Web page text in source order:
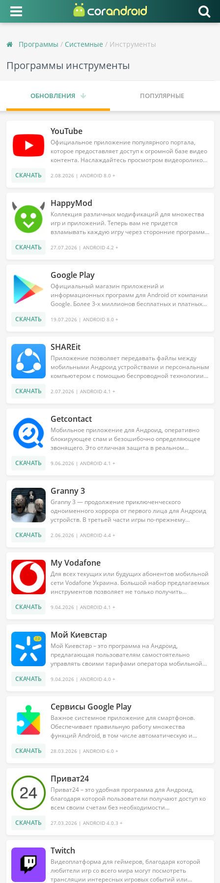
Программы / Системные / Инструменты
Программы инструменты
ОБНОВЛЕНИЯ ПОПУЛЯРНЫЕ
YouTube
Официальное приложение популярного портала,
которое предоставляет доступ к огромной базе видео
контента. Наслаждайтесь просмотром видеороликов
СКАЧАТЬ 2.08.2026 | ANDROID 8.0 +
HappyMod
Коллекция различных модификаций для множества
игр и приложений. Теперь вам не придется
взламывать каждую игру через сторонние программы
СКАЧАТЬ 27.07.2026 | ANDROID 4.2 +
Google Play
Официальный магазин приложений и
информационных программ для Android от компании
Google. Более 3-х миллионов бесплатных и платных
СКАЧАТЬ 19.07.2026 | ANDROID 8.0 +
SHAREit
Приложение позволяет передавать файлы между
мобильными Андроид устройствами и персональным
компьютером с помощью беспроводной технологии.
СКАЧАТЬ 2.07.2026 | ANDROID 4.1 +
Getcontact
Мобильное приложение для Андроид, оперативно
блокирующее спам и безошибочно определяющее
звонящего. Это отличная защита в реальном
СКАЧАТЬ 9.06.2026 | ANDROID 4.1 +
Granny 3
Granny 3 — продолжение приключенческого
одноименного хоррора от первого лица для Андроид
устройств. В третьей части игры по-прежнему
течение пяти дней. Хозяева дома...
СКАЧАТЬ 2.06.2026 | ANDROID 4.4 +
My Vodafone
Для всех текущих или будущих абонентов мобильной
сети Vodafone Украина. Большой набор предлагаемых
инструментов позволяет не только получить
СКАЧАТЬ 9.04.2026 | ANDROID 4.1 +
Мой Киевстар
Мой Киевстар – это программа на Андроид,
предлагающая пользователям самостоятельно
управлять своими тарифами оператора мобильной
информация, включая остатки по счетам и...
СКАЧАТЬ 9.04.2026 | ANDROID 4.0 +
Сервисы Google Play
Важное системное приложение для смартфонов.
Обеспечивает правильную работу множества
функций Android, в том числе автоматическую и
СКАЧАТЬ 28.03.2026 | ANDROID 6.0 +
Приват24
Приват24 – это удобная программа для Андроид,
благодаря которой пользователи получают доступ ко
всем своим счетам без необходимости
Приватбанка. Данное приложение...
СКАЧАТЬ 27.03.2026 | ANDROID 4.0.3 +
Twitch
Видеоплатформа для геймеров, благодаря которой
любители игр со всего мира могут посмотреть
трансляции интересных игровых событий или